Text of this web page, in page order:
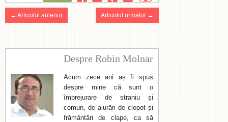
← Articolul anterior Articolul urmator →
Despre Robin Molnar
Acum zece ani aș fi spus
despre mine că sunt o
împrejurare de straniu și
comun, de aiurări de clopot și
frământări de clape, ca să